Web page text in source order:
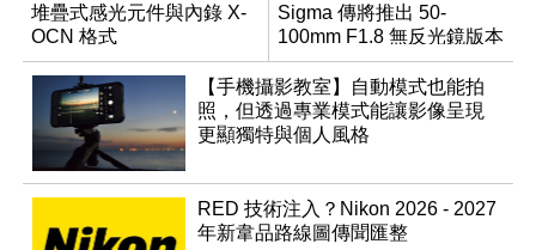
堆疊式感光元件與內錄 X-
OCN 格式
Sigma 傳將推出 50-
100mm F1.8 無反光鏡版本
【手機攝影教室】自動模式也能拍
照，但透過專業模式能讓影像呈現
更顯獨特與個人風格
RED 技術注入？Nikon 2026 - 2027
年新韋品路線圖傳聞匯整